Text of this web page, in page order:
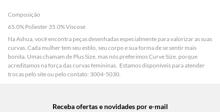
Composição
65.0% Poliester 35.0% Viscose
Na Ashua, você encontra peças desenhadas especialmente para valorizar as suas
curvas. Cada mulher tem seu estilo, seu corpo e sua forma de se sentir mais
bonita. Umas chamam de Plus Size, mas nós preferimos Curve Size, porque
acreditamos na força das curvas femininas. Estamos disponíveis para atender
trocas pelo site ou pelo contato: 3004-5030.
Receba ofertas e novidades por e-mail